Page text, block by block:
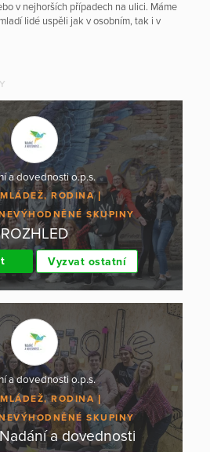
v nejhorších případech na ulici. Máme
lidé uspěli jak v osobním, tak i v
a dovednosti o.p.s.
RODINA
SKUPINY
ROZHLED
Vyzvat ostatní
a dovednosti o.p.s.
RODINA
SKUPINY
a dovednosti